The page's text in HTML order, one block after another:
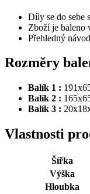
Díly se do sebe
Zboží je baleno
Přehledný
Rozměry
Balík 1 :
Balík 2 :
Balík 3 :
Vlastnosti
Šířka
Výška
Hloubka